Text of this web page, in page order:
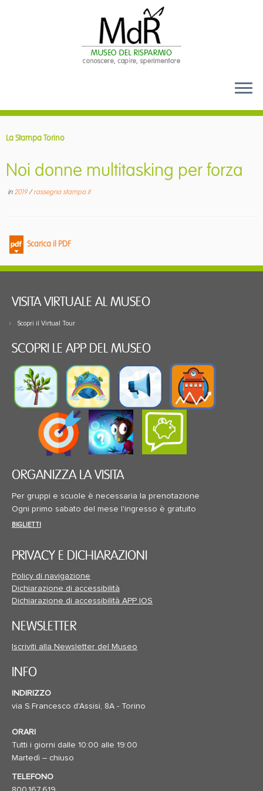
La Stampa Torino
Noi donne multitasking per forza
in 2019/rassegna stampa it
Scarica il PDF
VISITA VIRTUALE AL MUSEO
Scopri il Virtual Tour
SCOPRI LE APP DEL MUSEO
ORGANIZZA LA VISITA
Per gruppi e scuole è necessaria la prenotazione
Ogni primo sabato del mese l'ingresso è gratuito
BIGLIETTI
PRIVACY E DICHIARAZIONI
Policy di navigazione
Dichiarazione di accessibilità
Dichiarazione di accessibilità APP IOS
NEWSLETTER
Iscriviti alla Newsletter del Museo
INFO
INDIRIZZO
via S.Francesco d'Assisi, 8A - Torino
ORARI
Tutti i giorni dalle 10:00 alle 19:00
Martedì – chiuso
TELEFONO